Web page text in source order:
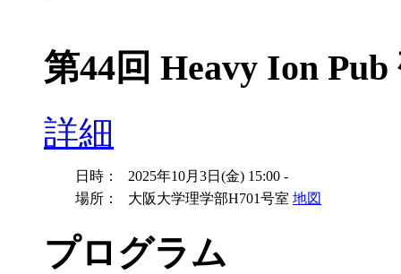
第44回 Heavy Ion Pub
詳細
日時：
2025年10月3日(金) 15:00 -
場所：
大阪大学理学部H701号室 地図
プログラム